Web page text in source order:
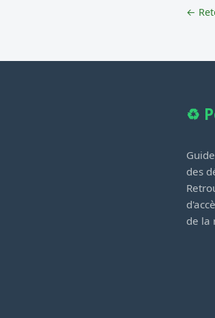
←
♻️
des
de la